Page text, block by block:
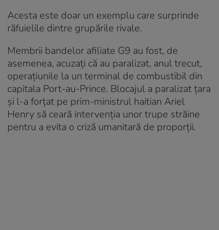
Acesta este doar un exemplu care surprinde
răfuielile dintre grupările rivale.
Membrii bandelor afiliate G9 au fost, de
asemenea, acuzați că au paralizat, anul trecut,
operațiunile la un terminal de combustibil din
capitala Port-au-Prince. Blocajul a paralizat țara
și l-a forțat pe prim-ministrul haitian Ariel
Henry să ceară intervenția unor trupe străine
pentru a evita o criză umanitară de proporții.